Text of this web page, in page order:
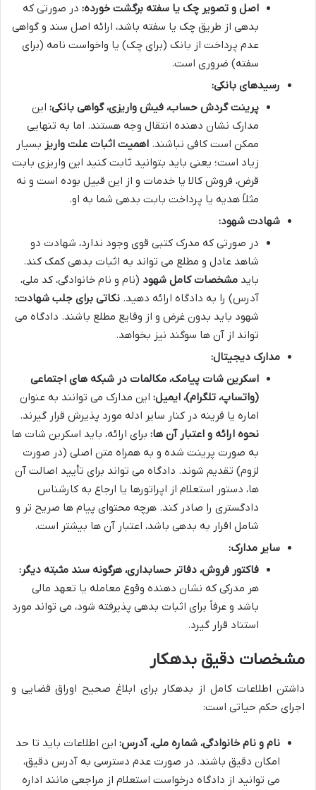
اصل و تصویر چک یا سفته برگشت خورده: در صورتی که
بدهی از طریق چک یا سفته باشد، ارائه اصل سند و گواهی
عدم پرداخت از بانک (برای چک) یا واخواست نامه (برای
سفته) ضروری است.
رسیدهای بانکی:
پرینت گردش حساب، فیش واریزی، گواهی بانکی: این
مدارک نشان دهنده انتقال وجه هستند. اما به تنهایی
ممکن است کافی نباشند. اهمیت اثبات علت واریز بسیار
زیاد است؛ یعنی باید بتوانید ثابت کنید این واریزی بابت
قرض، فروش کالا یا خدمات و از این قبیل بوده است و نه
مثلاً هدیه یا پرداخت بابت بدهی شما به او.
شهادت شهود:
در صورتی که مدرک کتبی قوی وجود ندارد، شهادت دو
شاهد عادل و مطلع می تواند به اثبات بدهی کمک کند.
باید مشخصات کامل شهود (نام و نام خانوادگی، کد ملی،
آدرس) را به دادگاه ارائه دهید. نکاتی برای جلب شهادت:
شهود باید بدون غرض و از وقایع مطلع باشند. دادگاه می
تواند از آن ها سوگند نیز بخواهد.
مدارک دیجیتال:
اسکرین شات پیامک، مکالمات در شبکه های اجتماعی
(واتساپ، تلگرام)، ایمیل: این مدارک می توانند به عنوان
اماره یا قرینه در کنار سایر ادله مورد پذیرش قرار گیرند.
نحوه ارائه و اعتبار آن ها: برای ارائه، باید اسکرین شات ها
به صورت پرینت شده و به همراه متن اصلی (در صورت
لزوم) تقدیم شوند. دادگاه می تواند برای تأیید اصالت آن
ها، دستور استعلام از اپراتورها یا ارجاع به کارشناس
دادگستری را صادر کند. هرچه محتوای پیام ها صریح تر و
شامل اقرار به بدهی باشد، اعتبار آن ها بیشتر است.
سایر مدارک:
فاکتور فروش، دفاتر حسابداری، هرگونه سند مثبته دیگر:
هر مدرکی که نشان دهنده وقوع معامله یا تعهد مالی
باشد و عرفاً برای اثبات بدهی پذیرفته شود، می تواند مورد
استناد قرار گیرد.
مشخصات دقیق بدهکار
داشتن اطلاعات کامل از بدهکار برای ابلاغ صحیح اوراق قضایی و
اجرای حکم حیاتی است:
نام و نام خانوادگی، شماره ملی، آدرس: این اطلاعات باید تا حد
امکان دقیق باشند. در صورت عدم دسترسی به آدرس دقیق،
می توانید از دادگاه درخواست استعلام از مراجعی مانند اداره